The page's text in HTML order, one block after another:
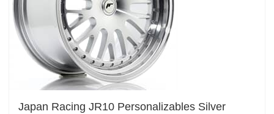
Japan Racing JR10 Personalizables Silver